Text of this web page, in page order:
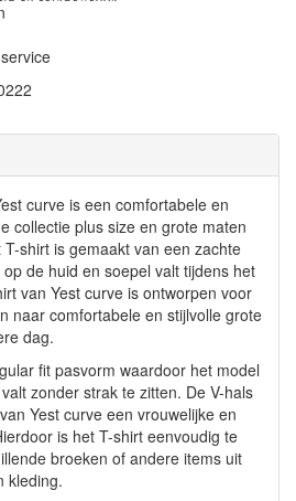
curve is een comfortabele en
collectie plus size en grote maten
shirt is gemaakt van een zachte
de huid en soepel valt tijdens het
van Yest curve is ontworpen voor
naar comfortabele en stijlvolle grote
dag.
fit pasvorm waardoor het model
zonder strak te zitten. De V-hals
Yest curve een vrouwelijke en
is het T-shirt eenvoudig te
broeken of andere items uit
kleding.